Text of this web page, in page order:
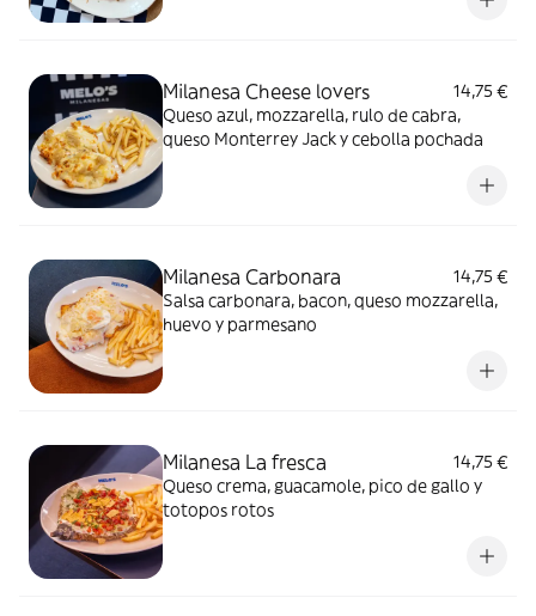
Milanesa Cheese lovers
14,75 €
Queso azul, mozzarella, rulo de cabra,
queso Monterrey Jack y cebolla pochada
Milanesa Carbonara
14,75 €
Salsa carbonara, bacon, queso mozzarella,
huevo y parmesano
Milanesa La fresca
14,75 €
Queso crema, guacamole, pico de gallo y
totopos rotos